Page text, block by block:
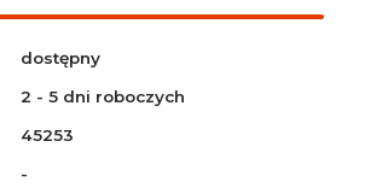
dostępny
2 - 5 dni roboczych
45253
-